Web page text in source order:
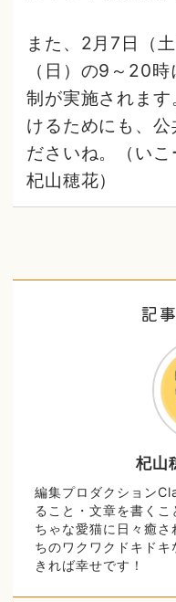
また、2月7日（
（日）の9～20
制が実施されま
けるためにも、
ださいね。（い
杞山穂花）
記
杞山
編集プロダクション
ること・文章を書く
ちゃな愛猫に日々癒
ちのワクワクドキド
きれば幸せです！